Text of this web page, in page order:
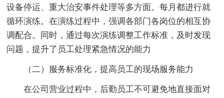
设备停运、重大治安事件处理等多方面。每月都进行就
循环演练。在演练过程中，强调各部门各岗位的相互协
调配合。同时，通过每次演练调整工作标准，及时发现
问题，提升了员工处理紧急情况的能力
（二）服务标准化，提高员工的现场服务能力
在公司营业过程中，后勤员工不可避免地直接面对